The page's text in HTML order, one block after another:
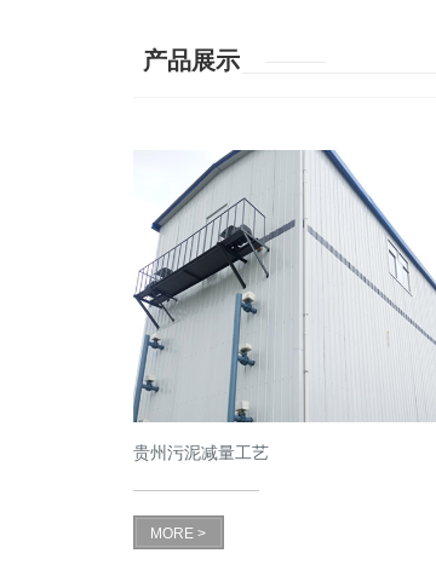
产品展示
贵州污泥减量工艺
MORE >